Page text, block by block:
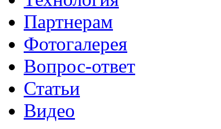
Партнерам
Фотогалерея
Вопрос-ответ
Статьи
Видео